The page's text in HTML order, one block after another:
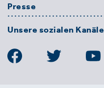
Presse
Unsere sozialen Kanäle